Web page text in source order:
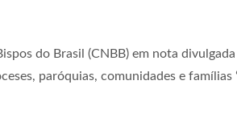
do Brasil (CNBB) em nota
paróquias, comunidades e famílias